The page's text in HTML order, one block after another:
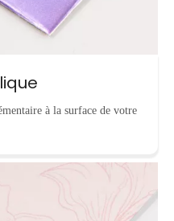
à la surface de votre